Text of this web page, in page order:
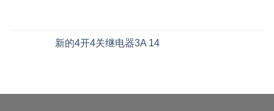
新的4开4关继电器3A 14